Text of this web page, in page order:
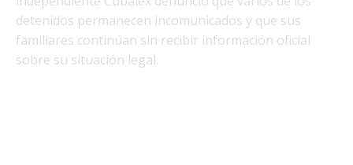
detenidos permanecen incomunicados y que sus
familiares continúan sin recibir información oficial
sobre su situación legal.